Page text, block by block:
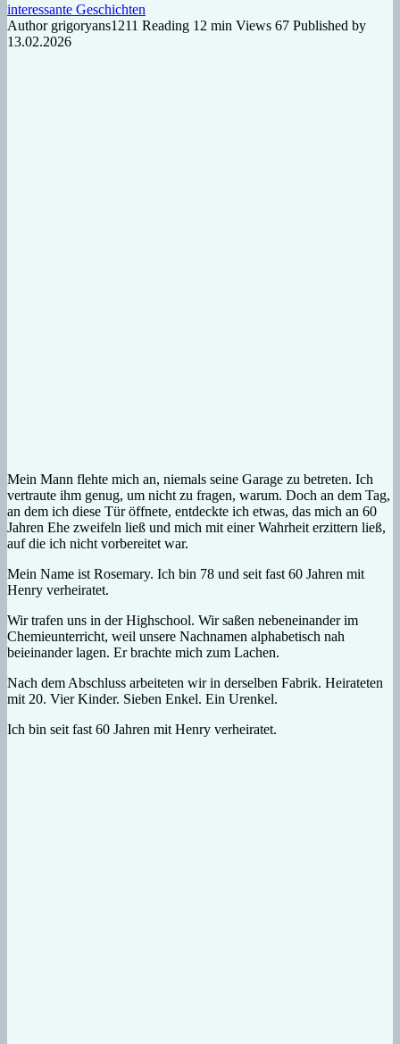
interessante Geschichten
Author grigoryans1211 Reading 12 min Views 67 Published by
13.02.2026
Mein Mann flehte mich an, niemals seine Garage zu betreten. Ich
vertraute ihm genug, um nicht zu fragen, warum. Doch an dem Tag,
an dem ich diese Tür öffnete, entdeckte ich etwas, das mich an 60
Jahren Ehe zweifeln ließ und mich mit einer Wahrheit erzittern ließ,
auf die ich nicht vorbereitet war.
Mein Name ist Rosemary. Ich bin 78 und seit fast 60 Jahren mit
Henry verheiratet.
Wir trafen uns in der Highschool. Wir saßen nebeneinander im
Chemieunterricht, weil unsere Nachnamen alphabetisch nah
beieinander lagen. Er brachte mich zum Lachen.
Nach dem Abschluss arbeiteten wir in derselben Fabrik. Heirateten
mit 20. Vier Kinder. Sieben Enkel. Ein Urenkel.
Ich bin seit fast 60 Jahren mit Henry verheiratet.